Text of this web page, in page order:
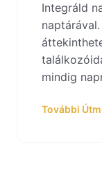
Integráld
mindig
További